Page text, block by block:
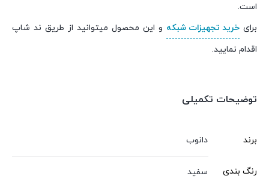
است.
برای خرید تجهیزات شبکه و این محصول میتوانید از طریق ند شاپ
اقدام نمایید.
توضیحات تکمیلی
برند دانوب
رنگ بندی سفید